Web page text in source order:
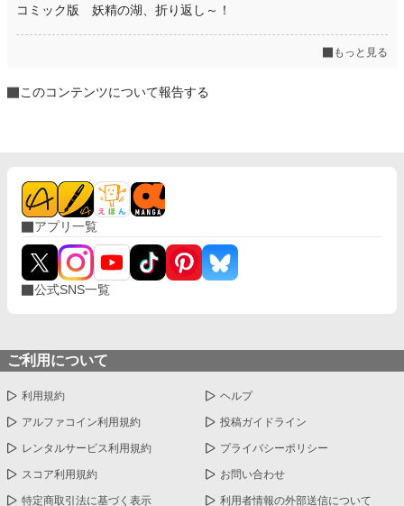
コミック版 妖精の湖、折り返し～！
もっと見る
このコンテンツについて報告する
アプリ一覧
公式SNS一覧
ご利用について
利用規約 ヘルプ
アルファコイン利用規約 投稿ガイドライン
レンタルサービス利用規約 プライバシーポリシー
スコア利用規約 お問い合わせ
特定商取引法に基づく表示 利用者情報の外部送信について